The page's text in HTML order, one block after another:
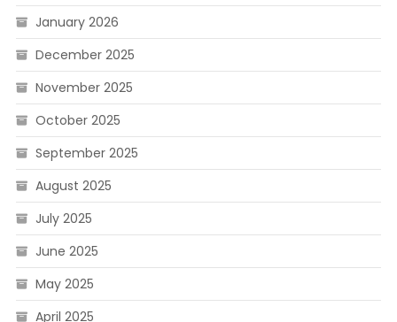
January 2026
December 2025
November 2025
October 2025
September 2025
August 2025
July 2025
June 2025
May 2025
April 2025